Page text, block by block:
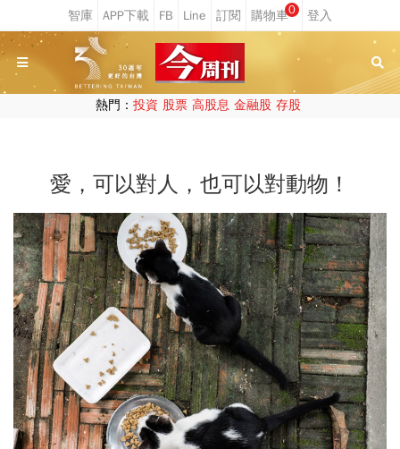
0
熱門： 投資 股票 高股息 金融股 存股
愛，可以對人，也可以對動物！